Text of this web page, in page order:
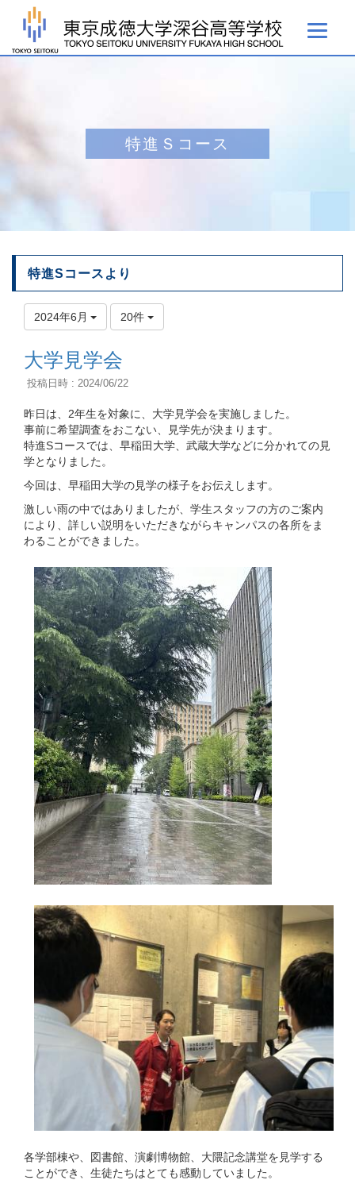
特進Ｓコース
特進Sコースより
2024年6月 20件
大学見学会
投稿日時 : 2024/06/22
昨日は、2年生を対象に、大学見学会を実施しました。
事前に希望調査をおこない、見学先が決まります。
特進Sコースでは、早稲田大学、武蔵大学などに分かれての見
学となりました。
今回は、早稲田大学の見学の様子をお伝えします。
激しい雨の中ではありましたが、学生スタッフの方のご案内
により、詳しい説明をいただきながらキャンパスの各所をま
わることができました。
各学部棟や、図書館、演劇博物館、大隈記念講堂を見学する
ことができ、生徒たちはとても感動していました。